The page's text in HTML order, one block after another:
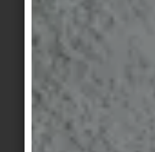
ganz besonders
Colorationen
erzeugen darüber
Tiefe und Transparenz
Keramikfliesen werden
per Schnellbrand und